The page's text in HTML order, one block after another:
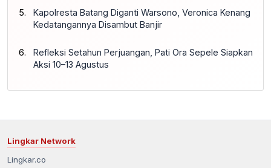
Kapolresta Batang Diganti Warsono, Veronica Kenang
Kedatangannya Disambut Banjir
Refleksi Setahun Perjuangan, Pati Ora Sepele Siapkan
Aksi 10–13 Agustus
Lingkar Network
Lingkar.co